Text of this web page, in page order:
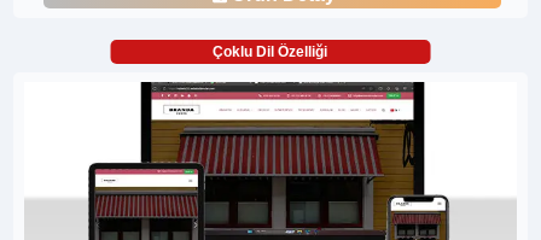
Çoklu Dil Özelliği